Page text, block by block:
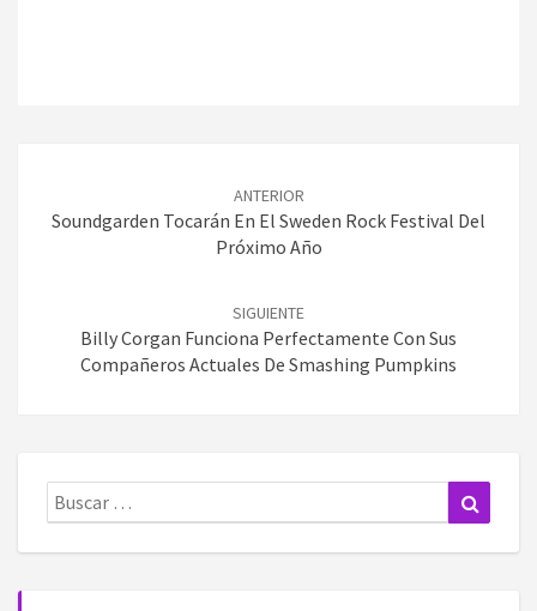
entradas
ANTERIOR
Soundgarden Tocarán En El Sweden Rock Festival Del
Próximo Año
SIGUIENTE
Billy Corgan Funciona Perfectamente Con Sus
Compañeros Actuales De Smashing Pumpkins
Buscar: